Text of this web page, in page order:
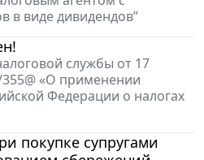
в виде дивидендов”
службы от 17
«О применении
Федерации о налогах
покупке супругами